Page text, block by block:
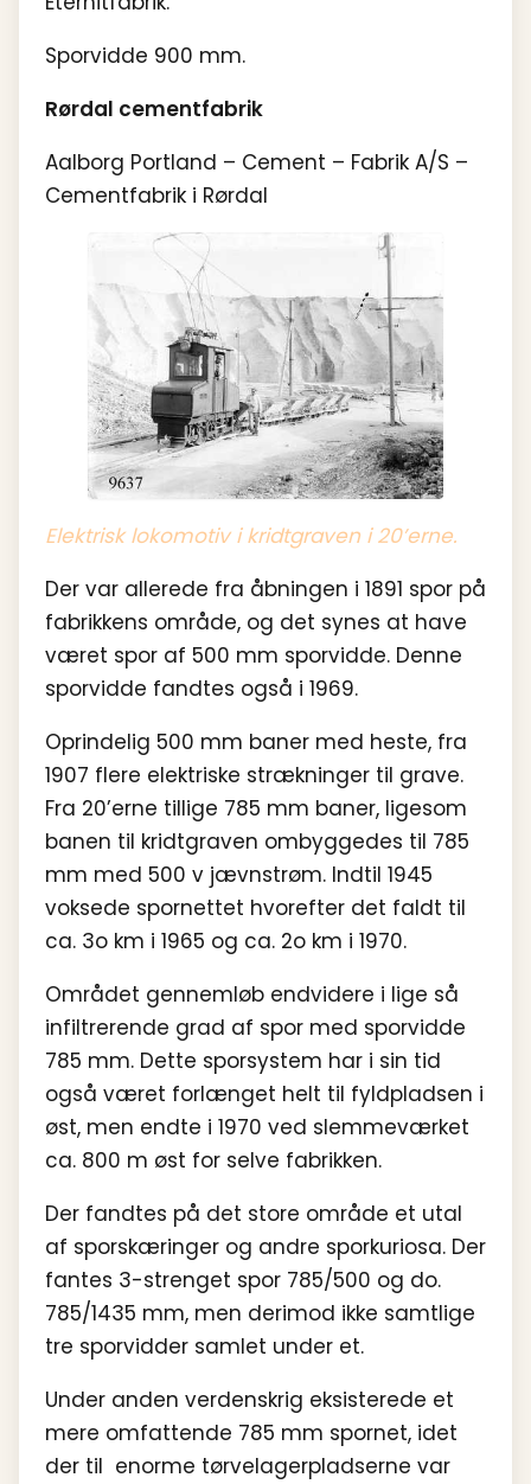
Sporvidde 900 mm.
Rørdal cementfabrik
Aalborg Portland – Cement – Fabrik A/S –
Cementfabrik i Rørdal
Elektrisk lokomotiv i kridtgraven i 20’erne.
Der var allerede fra åbningen i 1891 spor på
fabrikkens område, og det synes at have
været spor af 500 mm sporvidde. Denne
sporvidde fandtes også i 1969.
Oprindelig 500 mm baner med heste, fra
1907 flere elektriske strækninger til grave.
Fra 20’erne tillige 785 mm baner, ligesom
banen til kridtgraven ombyggedes til 785
mm med 500 v jævnstrøm. Indtil 1945
voksede spornettet hvorefter det faldt til
ca. 3o km i 1965 og ca. 2o km i 1970.
Området gennemløb endvidere i lige så
infiltrerende grad af spor med sporvidde
785 mm. Dette sporsystem har i sin tid
også været forlænget helt til fyldpladsen i
øst, men endte i 1970 ved slemmeværket
ca. 800 m øst for selve fabrikken.
Der fandtes på det store område et utal
af sporskæringer og andre spor­kuriosa. Der
fantes 3-strenget spor 785/500 og do.
785/1435 mm, men derimod ikke samtlige
tre sporvidder samlet under et.
Under anden verdenskrig eksisterede et
mere omfattende 785 mm spornet, idet
der til enorme tørvelagerpladserne var